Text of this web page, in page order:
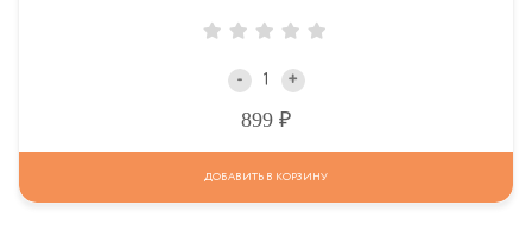
- +
899
ДОБАВИТЬ В КОРЗИНУ